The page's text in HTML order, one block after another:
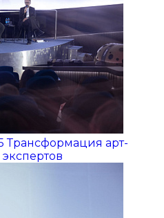
Трансформация арт-